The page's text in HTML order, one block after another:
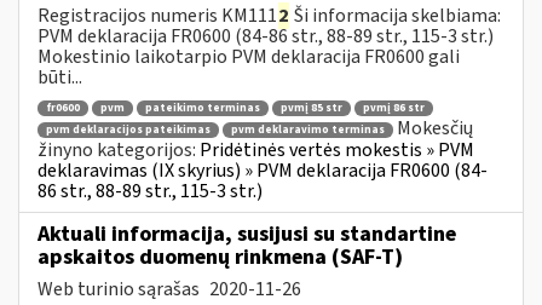
Registracijos numeris KM1112 Ši informacija skelbiama:
PVM deklaracija FR0600 (84-86 str., 88-89 str., 115-3 str.)
Mokestinio laikotarpio PVM deklaracija FR0600 gali
būti...
fr0600 pvm pateikimo terminas pvmį 85 str
pvmį 86 str
pvm deklaracijos pateikimas
pvm deklaravimo terminas
Mokesčių
žinyno kategorijos: Pridėtinės vertės mokestis » PVM
deklaravimas (IX skyrius) » PVM deklaracija FR0600 (84-
86 str., 88-89 str., 115-3 str.)
Aktuali informacija, susijusi su standartine
apskaitos duomenų rinkmena (SAF-T)
Web turinio sąrašas 2020-11-26